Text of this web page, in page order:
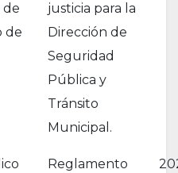
de
de
justicia para la
Dirección de
Seguridad
Pública y
Tránsito
Municipal.
Reglamento